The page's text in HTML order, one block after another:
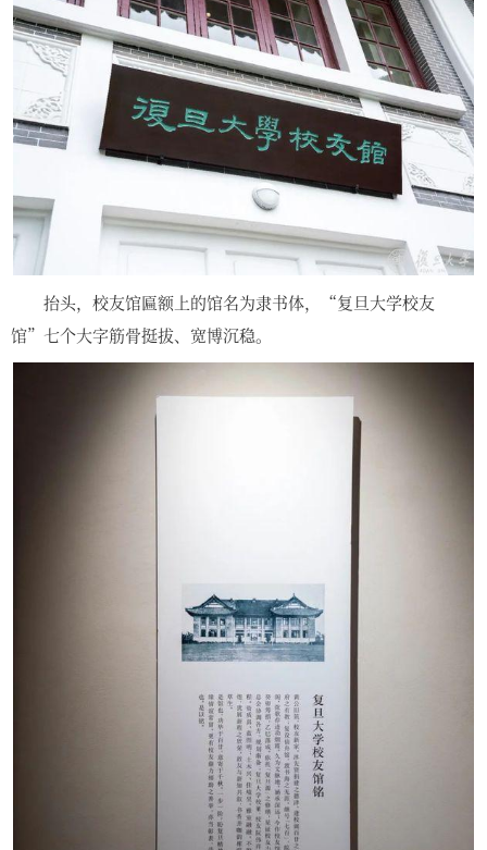
抬头，校友馆匾额上的馆名为隶书体，“复旦大学校友
馆”七个大字筋骨挺拔、宽博沉稳。